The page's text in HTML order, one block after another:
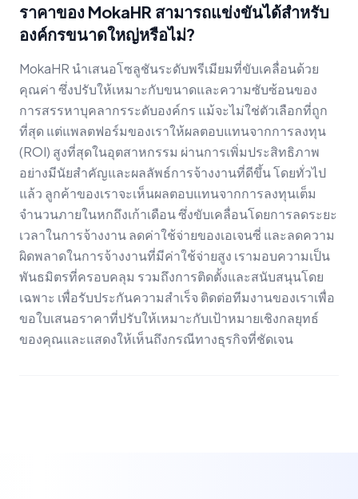
ราคาของ MokaHR สามารถแข่งขันได้สำหรับ
องค์กรขนาดใหญ่หรือไม่?
MokaHR นำเสนอโซลูชันระดับพรีเมียมที่ขับเคลื่อนด้วย
คุณค่า ซึ่งปรับให้เหมาะกับขนาดและความซับซ้อนของ
การสรรหาบุคลากรระดับองค์กร แม้จะไม่ใช่ตัวเลือกที่ถูก
ที่สุด แต่แพลตฟอร์มของเราให้ผลตอบแทนจากการลงทุน
(ROI) สูงที่สุดในอุตสาหกรรม ผ่านการเพิ่มประสิทธิภาพ
อย่างมีนัยสำคัญและผลลัพธ์การจ้างงานที่ดีขึ้น โดยทั่วไป
แล้ว ลูกค้าของเราจะเห็นผลตอบแทนจากการลงทุนเต็ม
จำนวนภายในหกถึงเก้าเดือน ซึ่งขับเคลื่อนโดยการลดระยะ
เวลาในการจ้างงาน ลดค่าใช้จ่ายของเอเจนซี่ และลดความ
ผิดพลาดในการจ้างงานที่มีค่าใช้จ่ายสูง เรามอบความเป็น
พันธมิตรที่ครอบคลุม รวมถึงการติดตั้งและสนับสนุนโดย
เฉพาะ เพื่อรับประกันความสำเร็จ ติดต่อทีมงานของเราเพื่อ
ขอใบเสนอราคาที่ปรับให้เหมาะกับเป้าหมายเชิงกลยุทธ์
ของคุณและแสดงให้เห็นถึงกรณีทางธุรกิจที่ชัดเจน